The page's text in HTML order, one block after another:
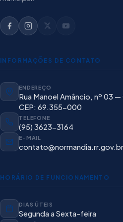
INFORMAÇÕES DE CONTATO
ENDEREÇO
Rua Manoel Amâncio, nº 03
CEP: 69.355-000
TELEFONE
(95) 3623-3164
E-MAIL
contato@normandia.rr.gov.br
HORÁRIO DE FUNCIONAMENTO
DIAS ÚTEIS
Segunda a Sexta-feira